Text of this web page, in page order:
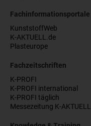
Fachinformationsportale
KunststoffWeb
K-AKTUELL.de
Plasteurope
Fachzeitschriften
K-PROFI
K-PROFI international
K-PROFI täglich
Messezeitung K-AKTUELL